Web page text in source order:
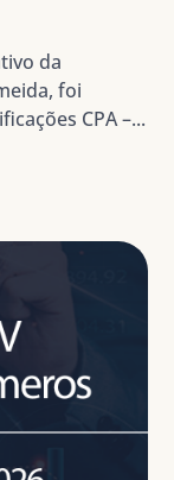
da
foi
CPA –...